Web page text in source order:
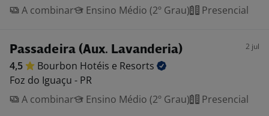
A combinar
Ensino Médio (2º Grau) Presencial
Passadeira (Aux. Lavanderia) 2 jul
4,5 Bourbon Hotéis e Resorts
Foz do Iguaçu - PR
A combinar
Ensino Médio (2º Grau) Presencial